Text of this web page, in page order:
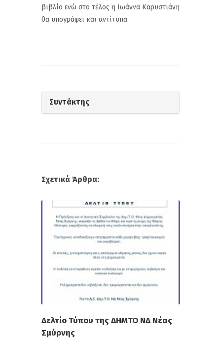
βιβλίο ενώ στο τέλος η Ιωάννα Καρυστιάνη
θα υπογράψει και αντίτυπα.
Συντάκτης
Σχετικά Άρθρα:
Δελτίο Τύπου της ΔΗΜΤΟ ΝΔ Νέας
Σμύρνης